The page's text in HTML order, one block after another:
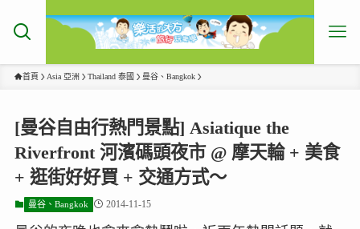
首頁 Asia 亞洲 Thailand 泰國 曼谷、Bangkok
[曼谷自由行熱門景點] Asiatique the
Riverfront 河濱碼頭夜市 @ 摩天輪 + 美食
+ 逛街好好買 + 交通方式～
曼谷、Bangkok 2014-11-15